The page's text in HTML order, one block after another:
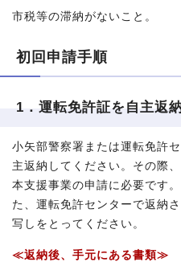
市税等の滞納がないこと。
初回申請手順
1．運転免許証を自主返
小矢部警察署または運転免許
主返納してください。その際
本支援事業の申請に必要です
た、運転免許センターで返納
写しをとってください。
≪返納後、手元にある書類≫